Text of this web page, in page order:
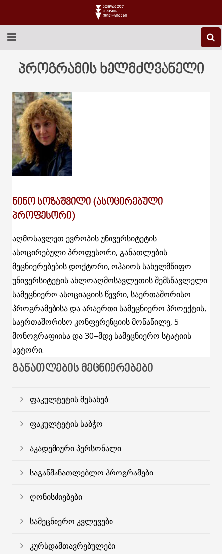
EEU-Ს ᲨᲔᲡᲐᲮᲔᲑ
ᲙᲕᲚᲔᲕᲐ
ᲡᲐᲔᲠᲗᲐᲨᲝᲠᲘᲡᲝ
ᲑᲘᲑᲚᲘᲝᲗᲔᲙᲐ
ᲡᲢᲣᲓᲔᲜᲢᲣᲠᲘ ᲪᲮᲝᲕᲠᲔᲑᲐ
ᲙᲝᲜᲢᲐᲥᲢᲘ
პროგრამის ხელმძღვანელი
ᲜᲘᲜᲝ ᲡᲝᲖᲐᲨᲕᲘᲚᲘ (ᲐᲡᲝᲪᲘᲠᲔᲑᲣᲚᲘ
ᲞᲠᲝᲤᲔᲡᲝᲠᲘ)
აღმოსავლეთ ევროპის უნივერსიტეტის
ასოცირებული პროფესორი, განათლების
მეცნიერებების დოქტორი, ოჰაიოს სახელმწიფო
უნივერსიტეტის ახლოაღმოსავლეთის შემსწავლელი
სამეცნიერო ასოციაციის წევრი, საერთაშორისო
პროგრამებისა და არაერთი სამეცნიერო პროექტის,
საერთაშორისო კონფერენციის მონაწილე, 5
მონოგრაფიისა და 30–მდე სამეცნიერო სტატიის
ავტორი.
ᲒᲐᲜᲐᲗᲚᲔᲑᲘᲡ ᲛᲔᲪᲜᲘᲔᲠᲔᲑᲔᲑᲘ
ფაკულტეტის შესახებ
ფაკულტეტის საბჭო
აკადემიური პერსონალი
საგანმანათლებლო პროგრამები
ღონისძიებები
სამეცნიერო კვლევები
კურსდამთავრებულები